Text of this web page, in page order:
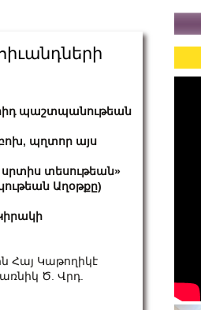
պաշտպանութեան
պղտոր այս
սրտիս տեսութեան»
Աղօթքը)
Հայ Կաթողիկէ
Ծ. Վրդ.